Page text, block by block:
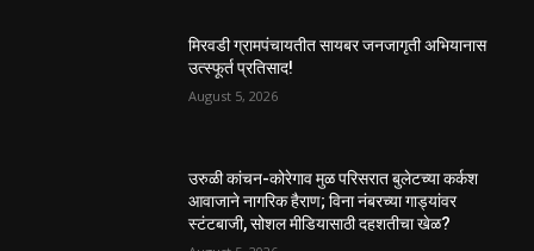
मिरवडी ग्रामपंचायतीत सायबर जनजागृती अभियानास
उत्स्फूर्त प्रतिसाद!
August 5, 2026
उरुळी कांचन-कोरेगाव मुळ परिसरात बुलेटच्या कर्कश
आवाजाने नागरिक हैराण; विना नंबरच्या गाड्यांवर
स्टंटबाजी, सोशल मीडियासाठी दहशतीचा खेळ?